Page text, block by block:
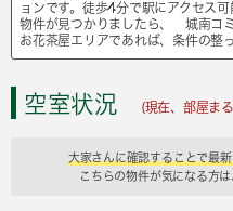
ョンです。徒歩4分で駅にアクセス
物件が見つかりましたら、 城南コ
お花茶屋エリアであれば、条件の整
空室状況 (現在、部屋ま
大家さんに確認することで最新
こちらの物件が気になる方